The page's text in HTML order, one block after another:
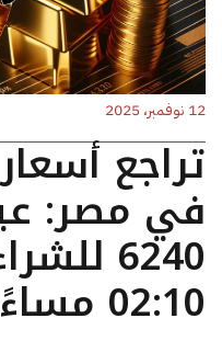
12 نوفمبر، 2025
تراجع
6240
02:10 مساءًا